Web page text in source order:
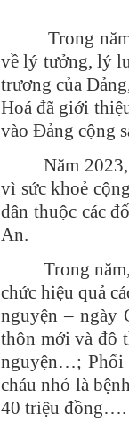
Trong
về lý tưởng, lý
trương của
Hoá đã giới
vào Đảng cộng
Năm
vì sức khoẻ
dân thuộc các
An.
Trong
chức hiệu quả
nguyện – ngày
thôn mới và đô
nguyện…; Phối
cháu nhỏ là
40 triệu đồng….